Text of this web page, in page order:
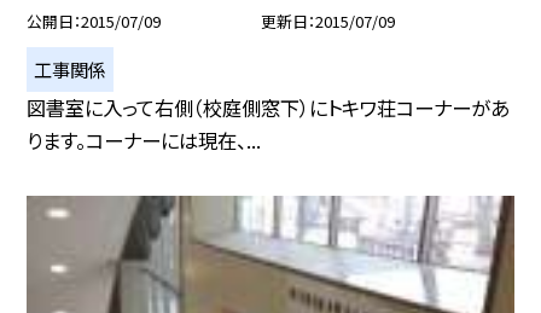
公開日 2015/07/09 更新日 2015/07/09
工事関係
図書室に入って右側（校庭側窓下）にトキワ荘コーナーがあ
ります。コーナーには現在、...